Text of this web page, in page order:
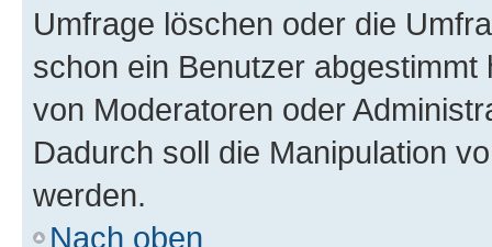
Umfrage löschen oder die
schon ein Benutzer
von Moderatoren oder
Dadurch soll die Manipulation
werden.
Nach oben